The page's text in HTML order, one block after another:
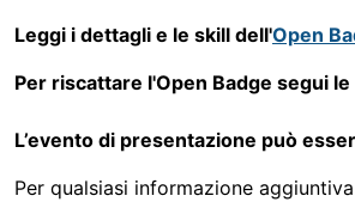
Leggi i dettagli e le skill dell'Open
Per riscattare l'Open Badge segui
L’evento di presentazione può
Per qualsiasi informazione